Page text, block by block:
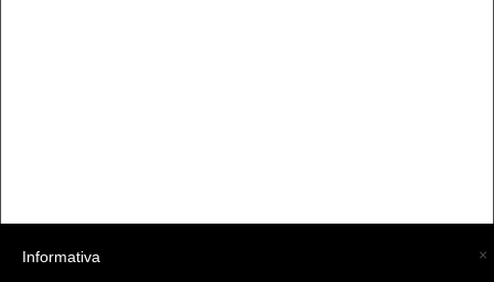
×
Informativa